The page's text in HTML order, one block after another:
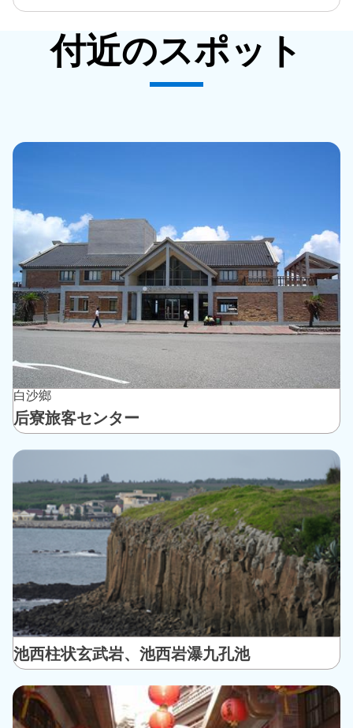
付近のスポット
白沙鄉
后寮旅客センター
池西柱状玄武岩、池西岩瀑九孔池